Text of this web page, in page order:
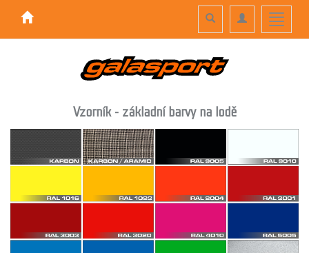
Toggle
Toggle
navigation
Toggle
search
Vzorník - základní barvy na lodě